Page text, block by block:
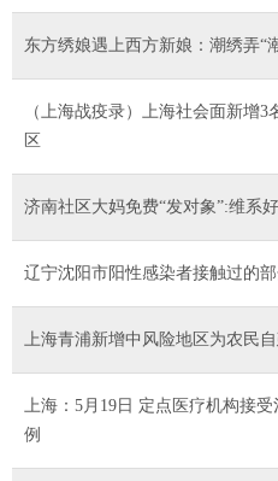
东方绣娘遇上西方新娘：潮绣弄“
（上海战疫录）上海社会面新增
区
济南社区大妈免费“发对象”:维系
辽宁沈阳市阳性感染者接触过的
上海青浦新增中风险地区为农民
上海：5月19日 定点医疗机构接
例